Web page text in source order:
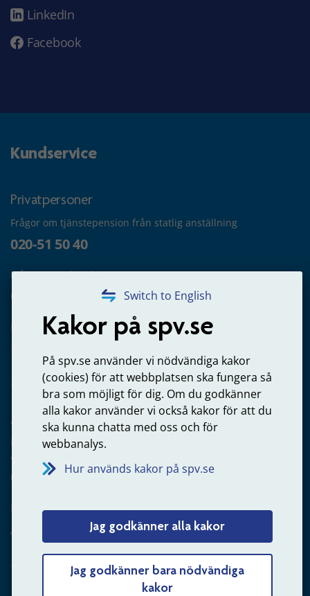
Switch to English
Kakor på spv.se
På spv.se använder vi nödvändiga kakor
(cookies) för att webbplatsen ska fungera så
bra som möjligt för dig. Om du godkänner
alla kakor använder vi också kakor för att du
ska kunna chatta med oss och för
webbanalys.
Hur används kakor på spv.se
Jag godkänner alla kakor
Jag godkänner bara nödvändiga
kakor
LinkedIn
Facebook
Kundservice
Privatpersoner
Frågor om tjänstepension från statlig anställning
020-51 50 40
Frågor om utbetalning
020-65 00 65
Kontakta oss
Arbetsgivare
Frågor om administration av tjänstepension från statlig
anställning
060-18 75 03
Kontakta oss
Arbetsgivare – skicka mejl till oss